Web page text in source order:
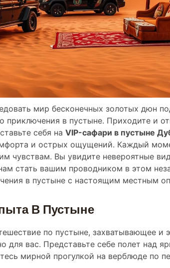
мир бесконечных золотых дюн
приключения в пустыне. Приходите и
себя на VIP-сафари в пустыне
и острых ощущений. Каждый
чувствам. Вы увидите невероятные
стать вашим проводником в этом
в пустыне с настоящим местным
В Пустыне
по пустыне, захватывающее и
для вас. Представьте себе полет над
мирной прогулкой на верблюде по